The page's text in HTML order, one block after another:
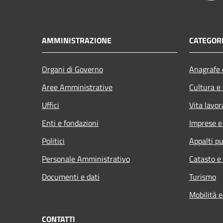
AMMINISTRAZIONE
Organi di Governo
Aree Amministrative
Uffici
Enti e fondazioni
Politici
Personale Amministrativo
Documenti e dati
Cultura
Vita
Imprese
Appalti
Catasto
Turismo
Mobilità
CONTATTI